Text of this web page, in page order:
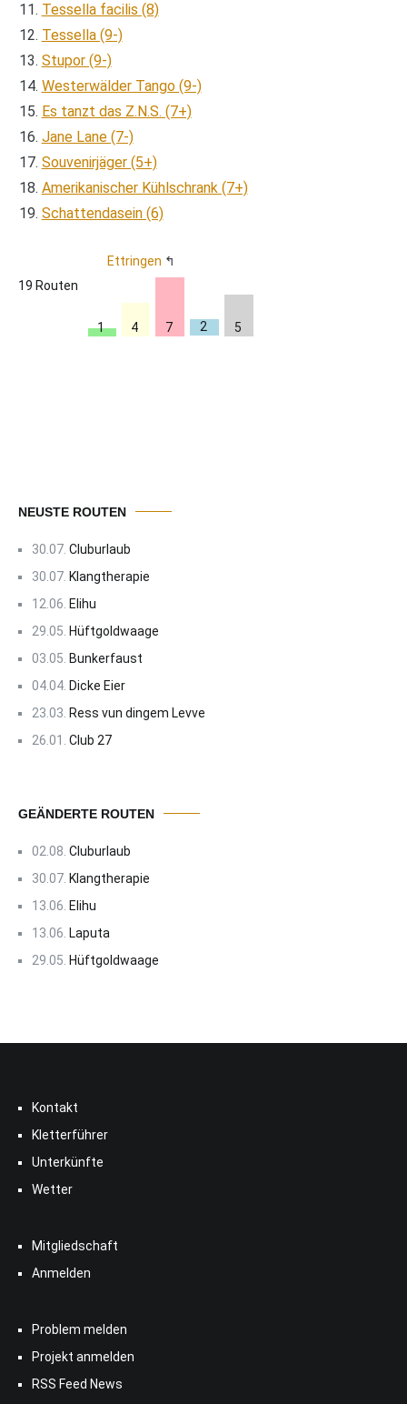
Tessella facilis (8)
Tessella (9-)
Stupor (9-)
Westerwälder Tango (9-)
Es tanzt das Z.N.S. (7+)
Jane Lane (7-)
Souvenirjäger (5+)
Amerikanischer Kühlschrank (7+)
Schattendasein (6)
Ettringen
19 Routen
1 4 7 2 5
NEUSTE ROUTEN
30.07. Cluburlaub
30.07. Klangtherapie
12.06. Elihu
29.05. Hüftgoldwaage
03.05. Bunkerfaust
04.04. Dicke Eier
23.03. Ress vun dingem Levve
26.01. Club 27
GEÄNDERTE ROUTEN
02.08. Cluburlaub
30.07. Klangtherapie
13.06. Elihu
13.06. Laputa
29.05. Hüftgoldwaage
Kontakt
Kletterführer
Unterkünfte
Wetter
Mitgliedschaft
Anmelden
Problem melden
Projekt anmelden
RSS Feed News